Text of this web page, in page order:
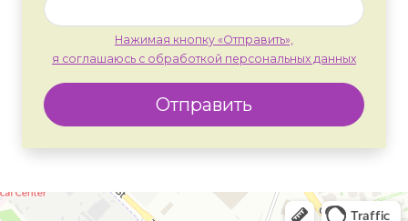
Нажимая кнопку «Отправить»,
я соглашаюсь с обработкой персональных данных
Отправить
Москва
Яндекс Карты — транспорт, навигация, поиск мест